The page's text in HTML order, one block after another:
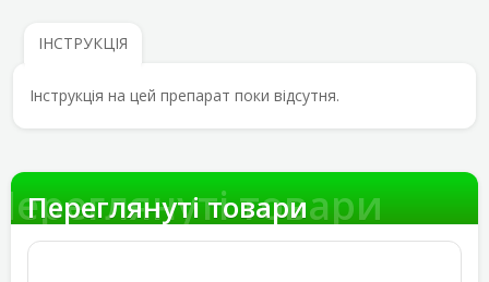
ІНСТРУКЦІЯ
Інструкція на цей препарат поки відсутня.
товари
Переглянуті товари